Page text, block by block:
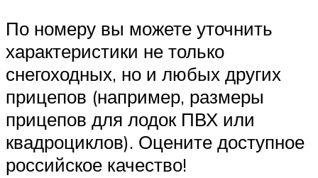
По номеру вы можете уточнить
характеристики не только
снегоходных, но и любых других
прицепов (например, размеры
прицепов для лодок ПВХ или
квадроциклов). Оцените доступное
российское качество!